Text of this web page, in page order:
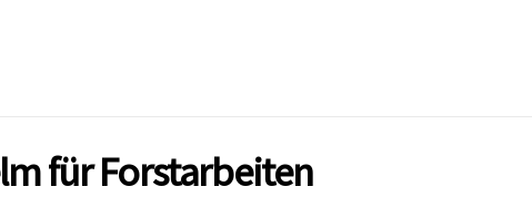
für Forstarbeiten